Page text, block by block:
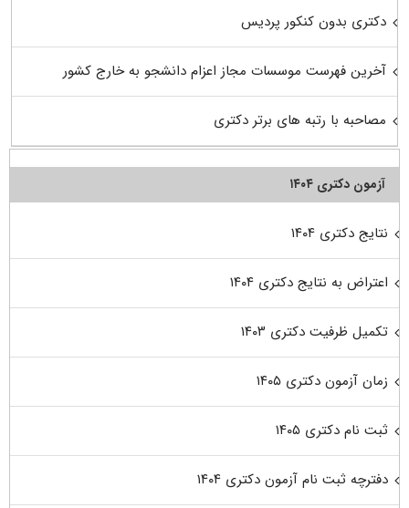
دکتری بدون کنکور پردیس
آخرین فهرست موسسات مجاز اعزام دانشجو به خارج کشور
مصاحبه با رتبه های برتر دکتری
آزمون دکتری ۱۴۰۴
نتایج دکتری ۱۴۰۴
اعتراض به نتایج دکتری ۱۴۰۴
تکمیل ظرفیت دکتری ۱۴۰۳
زمان آزمون دکتری ۱۴۰۵
ثبت نام دکتری ۱۴۰۵
دفترچه ثبت نام آزمون دکتری ۱۴۰۴